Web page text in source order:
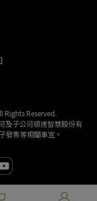
Reserved.
及子公司順達智慧股份有
發票等相關事宜。